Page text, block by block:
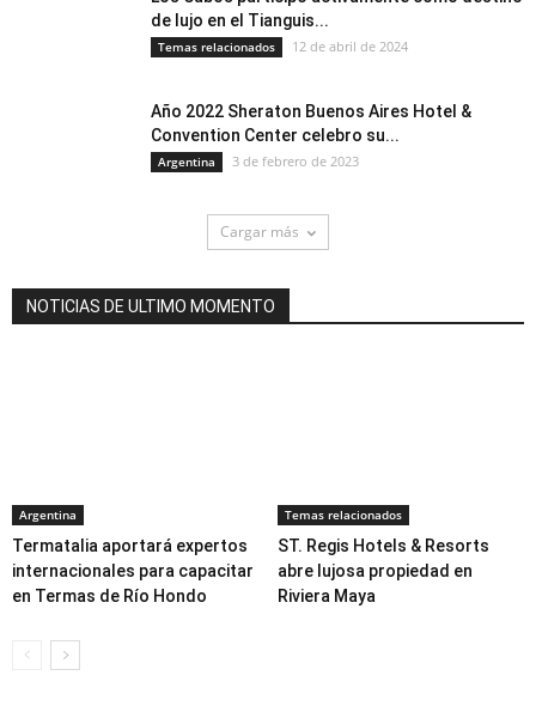
de lujo en el Tianguis...
Temas relacionados 12 de abril de 2024
Año 2022 Sheraton Buenos Aires Hotel &
Convention Center celebro su...
Argentina 3 de febrero de 2023
Cargar más
NOTICIAS DE ULTIMO MOMENTO
Argentina
Termatalia aportará expertos
internacionales para capacitar
en Termas de Río Hondo
Temas relacionados
ST. Regis Hotels & Resorts
abre lujosa propiedad en
Riviera Maya